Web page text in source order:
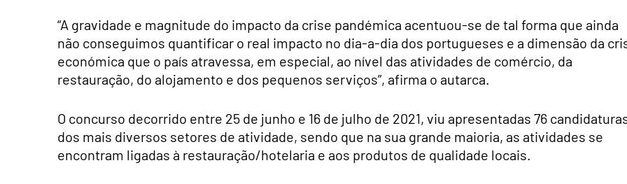
“A gravidade e magnitude do impacto da crise pandémica acentuou-se de tal forma que ainda
não conseguimos quantificar o real impacto no dia-a-dia dos portugueses e a dimensão da
económica que o país atravessa, em especial, ao nível das atividades de comércio, da
restauração, do alojamento e dos pequenos serviços”, afirma o autarca.
O concurso decorrido entre 25 de junho e 16 de julho de 2021, viu apresentadas 76
dos mais diversos setores de atividade, sendo que na sua grande maioria, as atividades se
encontram ligadas à restauração/hotelaria e aos produtos de qualidade locais.